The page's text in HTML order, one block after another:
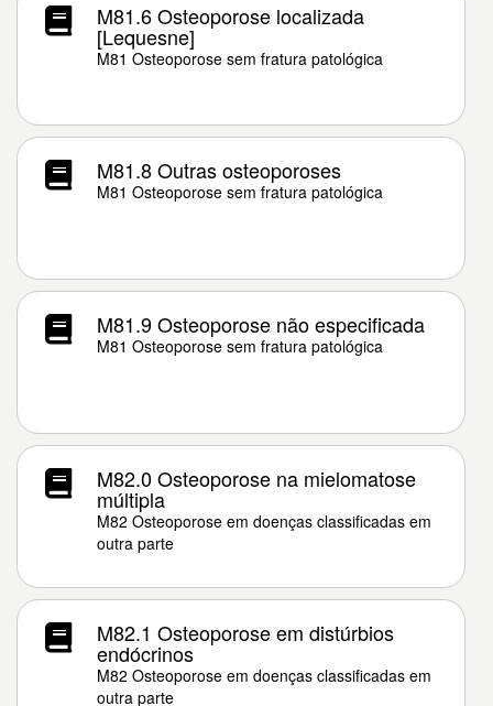
M81.6 Osteoporose localizada
[Lequesne]
M81 Osteoporose sem fratura patológica
M81.8 Outras osteoporoses
M81 Osteoporose sem fratura patológica
M81.9 Osteoporose não especificada
M81 Osteoporose sem fratura patológica
M82.0 Osteoporose na mielomatose
múltipla
M82 Osteoporose em doenças classificadas em
outra parte
M82.1 Osteoporose em distúrbios
endócrinos
M82 Osteoporose em doenças classificadas em
outra parte